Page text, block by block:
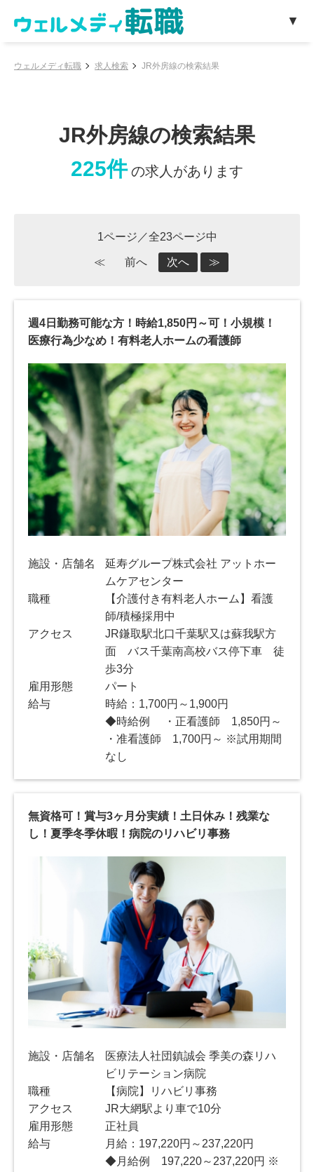
ウェルメディ転職 求人検索 JR外房線の検索結果
JR外房線の検索結果
225件 の求人があります
1ページ／全23ページ中
≪ 前へ 次へ ≫
週4日勤務可能な方！時給1,850円～可！小規模！
医療行為少なめ！有料老人ホームの看護師
施設・店舗名
延寿グループ株式会社 アットホー
ムケアセンター
職種
【介護付き有料老人ホーム】看護
師/積極採用中
アクセス
JR鎌取駅北口千葉駅又は蘇我駅方
面 バス千葉南高校バス停下車 徒
歩3分
雇用形態
パート
給与
時給：1,700円～1,900円
◆時給例 ・正看護師 1,850円～
・准看護師 1,700円～ ※試用期間
なし
無資格可！賞与3ヶ月分実績！土日休み！残業な
し！夏季冬季休暇！病院のリハビリ事務
施設・店舗名
医療法人社団鎮誠会 季美の森リハ
ビリテーション病院
職種
【病院】リハビリ事務
アクセス
JR大網駅より車で10分
雇用形態
正社員
給与
月給：197,220円～237,220円
◆月給例 197,220～237,220円 ※